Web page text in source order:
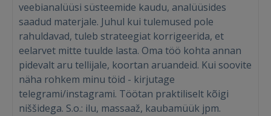
veebianalüüsi süsteemide kaudu, analüüsides
saadud materjale. Juhul kui tulemused pole
rahuldavad, tuleb strateegiat korrigeerida, et
eelarvet mitte tuulde lasta. Oma töö kohta annan
pidevalt aru tellijale, koortan aruandeid. Kui soovite
näha rohkem minu töid - kirjutage
telegrami/instagrami. Töötan praktiliselt kõigi
niššidega. S.o.: ilu, massaaž, kaubamüük jpm.